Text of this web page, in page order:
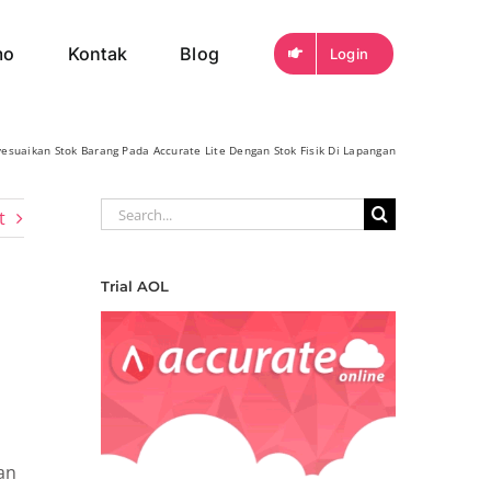
Kontak Blog Login
Stok Barang Pada Accurate Lite Dengan Stok Fisik Di Lapangan
Search
for:
Trial AOL